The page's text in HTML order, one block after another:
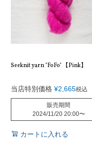
Seeknit yarn "FoFo" 【Pink】
当店特別価格 ¥2,665税込
販売期間
2024/11/20 20:00〜
カートに入れる